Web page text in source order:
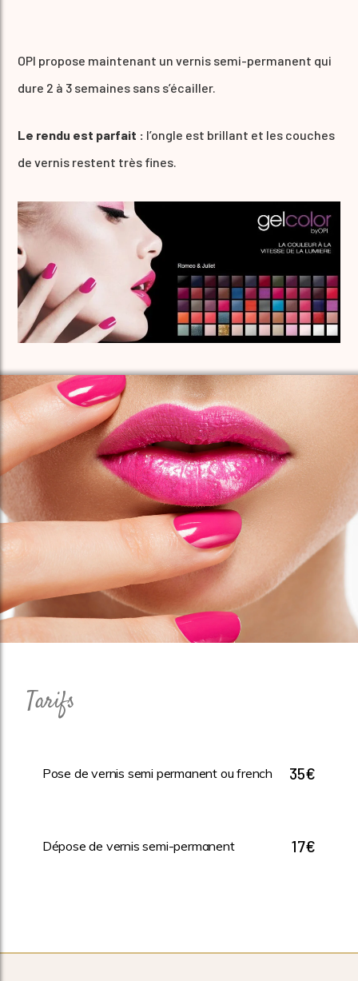
OPI propose maintenant un vernis semi-permanent qui
dure 2 à 3 semaines sans s’écailler.
Le rendu est parfait : l’ongle est brillant et les couches
de vernis restent très fines.
Tarifs
Pose de vernis semi permanent ou french 35€
Dépose de vernis semi-permanent 17€